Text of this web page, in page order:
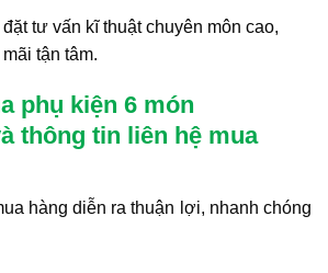
tư vấn kĩ thuật chuyên môn cao,
tận tâm.
phụ kiện 6 món
thông tin liên hệ mua
hàng diễn ra thuận lợi, nhanh chóng